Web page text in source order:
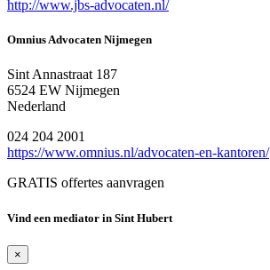
http://www.jbs-advocaten.nl/
Omnius Advocaten Nijmegen
Sint Annastraat 187
6524 EW Nijmegen
Nederland
024 204 2001
https://www.omnius.nl/advocaten-en-kantoren/
GRATIS offertes aanvragen
Vind een mediator in Sint Hubert
×